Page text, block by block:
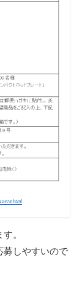
。
募しやすいので